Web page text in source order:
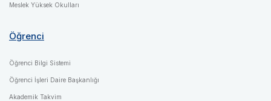
Meslek Yüksek Okulları
Öğrenci
Öğrenci Bilgi Sistemi
Öğrenci İşleri Daire Başkanlığı
Akademik Takvim